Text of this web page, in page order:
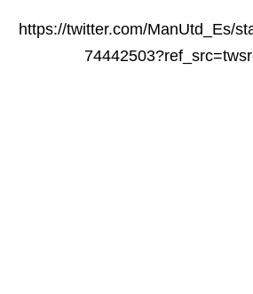
https://twitter.com/ManUtd_Es/